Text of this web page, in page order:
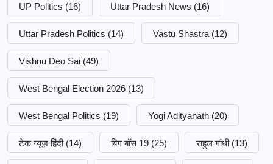
UP Politics (16) Uttar Pradesh News (16)
Uttar Pradesh Politics (14) Vastu Shastra (12)
Vishnu Deo Sai (49)
West Bengal Election 2026 (13)
West Bengal Politics (19) Yogi Adityanath (20)
टेक न्यूज़ हिंदी (14) बिग बॉस 19 (25) राहुल गांधी (13)